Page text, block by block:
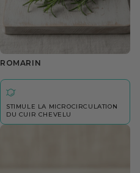
ROMARIN
STIMULE LA MICROCIRCULATION
DU CUIR CHEVELU